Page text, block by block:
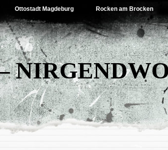
Ottostadt Magdeburg Rocken am Brocken